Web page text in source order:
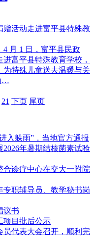
月 1 日，富平县民政
富平县特殊教育学校，
特殊儿童送去温暖与关
…
21 下页 尾页
入躲雨”，当地官方通报
年暑期结核菌素试验
诊疗中心在交大一附院
专职辅导员、教学秘书岗
议书
项目批后公示
员代表大会召开，顺利完